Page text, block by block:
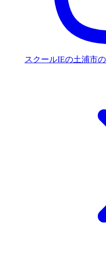
スクールIEの土浦市